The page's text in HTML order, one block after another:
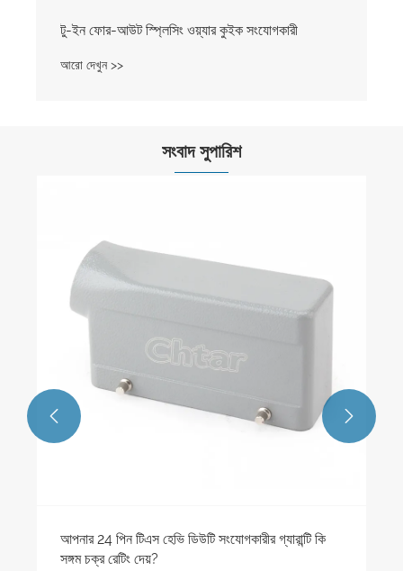
টু-ইন ফোর-আউট স্প্লিসিং ওয়্যার কুইক সংযোগকারী
আরো দেখুন >>
সংবাদ সুপারিশ
আপনার 24 পিন টিএস হেভি ডিউটি ​​সংযোগকারীর গ্যারান্টি কি
সঙ্গম চক্র রেটিং দেয়?
 